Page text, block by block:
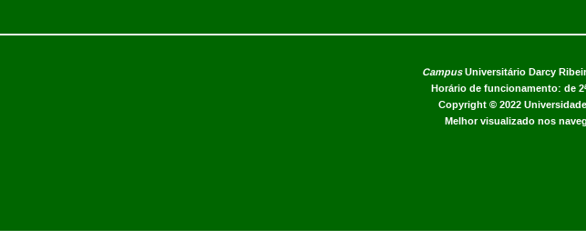
CampusUniversitário Darcy
Horário de funcionamento: de
Copyright © 2022
Melhor visualizado nos